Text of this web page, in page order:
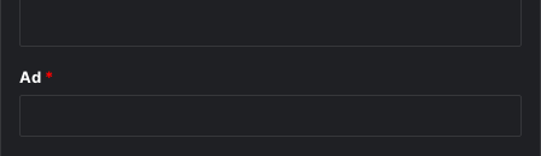
Ad *